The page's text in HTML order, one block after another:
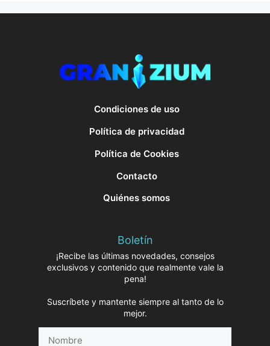
Condiciones de uso
Política de privacidad
Política de Cookies
Contacto
Quiénes somos
Boletín
¡Recibe las últimas novedades, consejos
exclusivos y contenido que realmente vale la
pena!
Suscríbete y mantente siempre al tanto de lo
mejor.